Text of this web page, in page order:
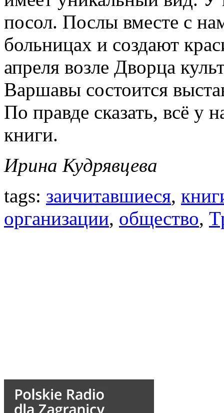
посол. Послы вместе с
больницах и создают
апреля возле Дворца
Варшавы состоится
По правде сказать, всё у
книги.
Ирина Кудрявцева
tags: заичитавшиеся,
организации, общество,